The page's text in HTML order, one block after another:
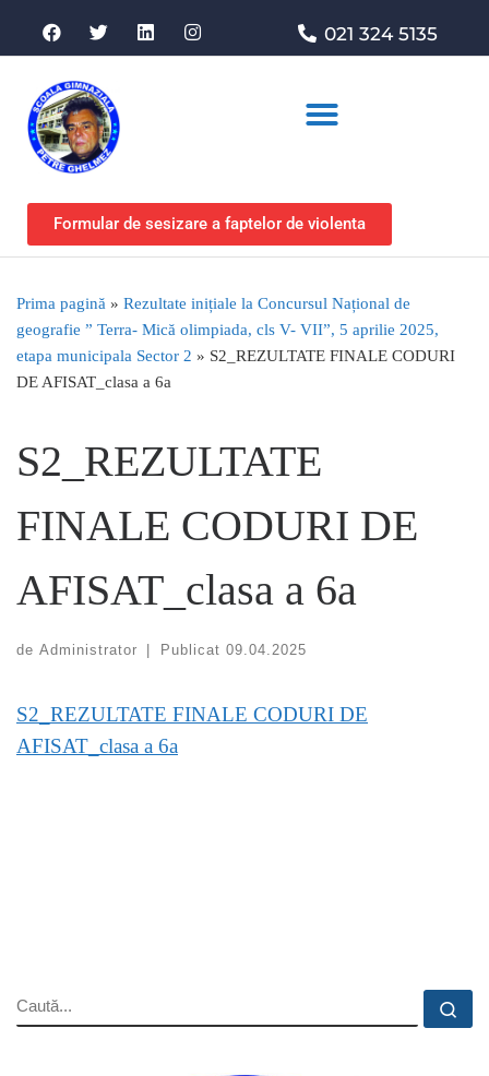
021 324 5135
Formular de sesizare a faptelor de violenta
Prima pagină » Rezultate inițiale la Concursul Național de
geografie ” Terra- Mică olimpiada, cls V- VII”, 5 aprilie 2025,
etapa municipala Sector 2 » S2_REZULTATE FINALE CODURI
DE AFISAT_clasa a 6a
S2_REZULTATE
FINALE CODURI DE
AFISAT_clasa a 6a
de Administrator | Publicat 09.04.2025
S2_REZULTATE FINALE CODURI DE
AFISAT_clasa a 6a